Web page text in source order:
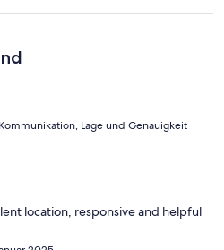
Lage und Genauigkeit
location, responsive and helpful